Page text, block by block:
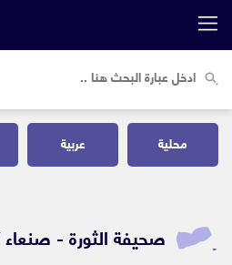
محلية عربية
صحيفة الثورة -